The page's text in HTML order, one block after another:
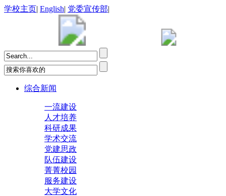
学校主页| English| 党委宣传部|
综合新闻
一流建设
人才培养
科研成果
学术交流
党建思政
队伍建设
菁菁校园
服务建设
大学文化